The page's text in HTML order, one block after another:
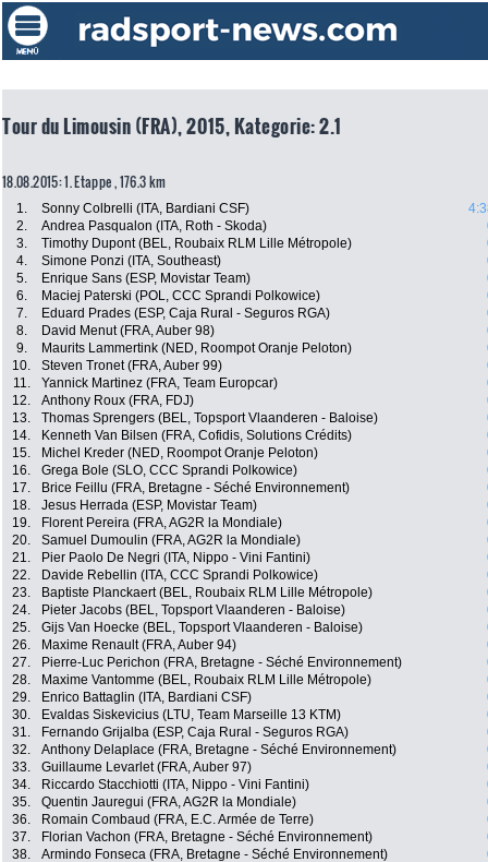
Tour du Limousin (FRA), 2015, Kategorie: 2.1
18.08.2015: 1. Etappe , 176.3 km
1. Sonny Colbrelli (ITA, Bardiani CSF)
2.
Andrea Pasqualon (ITA, Roth - Skoda)
3.
Timothy Dupont (BEL, Roubaix RLM Lille Métropole)
4.
Simone Ponzi (ITA, Southeast)
5.
Enrique Sans (ESP, Movistar Team)
6.
Maciej Paterski (POL, CCC Sprandi Polkowice)
7.
Eduard Prades (ESP, Caja Rural - Seguros RGA)
8.
David Menut (FRA, Auber 98)
9.
Maurits Lammertink (NED, Roompot Oranje Peloton)
10.
Steven Tronet (FRA, Auber 99)
11.
Yannick Martinez (FRA, Team Europcar)
12.
Anthony Roux (FRA, FDJ)
13.
Thomas Sprengers (BEL, Topsport Vlaanderen - Baloise)
14.
Kenneth Van Bilsen (FRA, Cofidis, Solutions Crédits)
15.
Michel Kreder (NED, Roompot Oranje Peloton)
16.
Grega Bole (SLO, CCC Sprandi Polkowice)
17.
Brice Feillu (FRA, Bretagne - Séché Environnement)
18.
Jesus Herrada (ESP, Movistar Team)
19.
Florent Pereira (FRA, AG2R la Mondiale)
20.
Samuel Dumoulin (FRA, AG2R la Mondiale)
21.
Pier Paolo De Negri (ITA, Nippo - Vini Fantini)
22.
Davide Rebellin (ITA, CCC Sprandi Polkowice)
23.
Baptiste Planckaert (BEL, Roubaix RLM Lille Métropole)
24.
Pieter Jacobs (BEL, Topsport Vlaanderen - Baloise)
25.
Gijs Van Hoecke (BEL, Topsport Vlaanderen - Baloise)
26.
Maxime Renault (FRA, Auber 94)
27.
Pierre-Luc Perichon (FRA, Bretagne - Séché Environnement)
28.
Maxime Vantomme (BEL, Roubaix RLM Lille Métropole)
29.
Enrico Battaglin (ITA, Bardiani CSF)
30.
Evaldas Siskevicius (LTU, Team Marseille 13 KTM)
31.
Fernando Grijalba (ESP, Caja Rural - Seguros RGA)
32.
Anthony Delaplace (FRA, Bretagne - Séché Environnement)
33.
Guillaume Levarlet (FRA, Auber 97)
34.
Riccardo Stacchiotti (ITA, Nippo - Vini Fantini)
35.
Quentin Jauregui (FRA, AG2R la Mondiale)
36.
Romain Combaud (FRA, E.C. Armée de Terre)
37.
Florian Vachon (FRA, Bretagne - Séché Environnement)
38.
Armindo Fonseca (FRA, Bretagne - Séché Environnement)